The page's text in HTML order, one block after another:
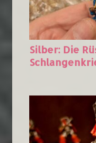
Silber: Die